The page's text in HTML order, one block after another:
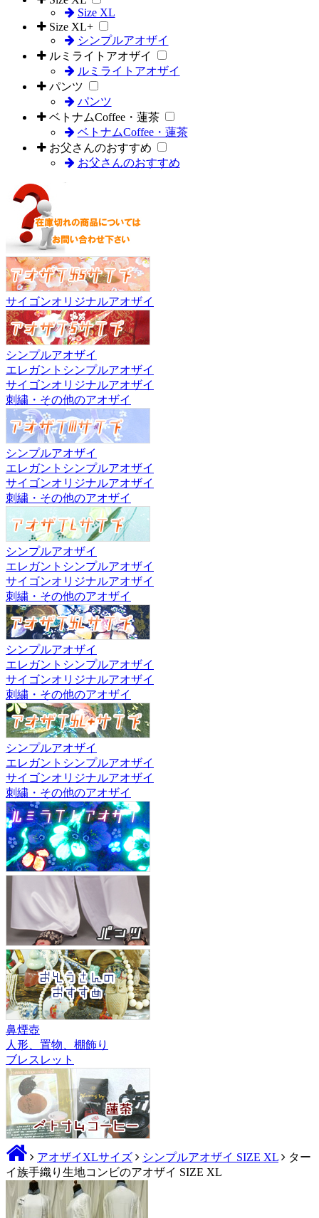
Size XL
Size XL+
シンプルアオザイ
ルミライトアオザイ
ルミライトアオザイ
パンツ
パンツ
ベトナムCoffee・蓮茶
ベトナムCoffee・蓮茶
お父さんのおすすめ
お父さんのおすすめ
サイゴンオリジナルアオザイ
シンプルアオザイ
エレガントシンプルアオザイ
サイゴンオリジナルアオザイ
刺繍・その他のアオザイ
シンプルアオザイ
エレガントシンプルアオザイ
サイゴンオリジナルアオザイ
刺繍・その他のアオザイ
シンプルアオザイ
エレガントシンプルアオザイ
サイゴンオリジナルアオザイ
刺繍・その他のアオザイ
シンプルアオザイ
エレガントシンプルアオザイ
サイゴンオリジナルアオザイ
刺繍・その他のアオザイ
シンプルアオザイ
エレガントシンプルアオザイ
サイゴンオリジナルアオザイ
刺繍・その他のアオザイ
鼻煙壺
人形、置物、棚飾り
ブレスレット
アオザイXLサイズ シンプルアオザイ SIZE XL
ター
イ族手織り生地コンビのアオザイ SIZE XL